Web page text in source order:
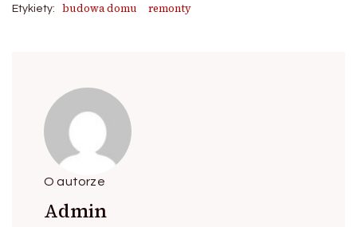
Etykiety: budowa domu remonty
O autorze
Admin